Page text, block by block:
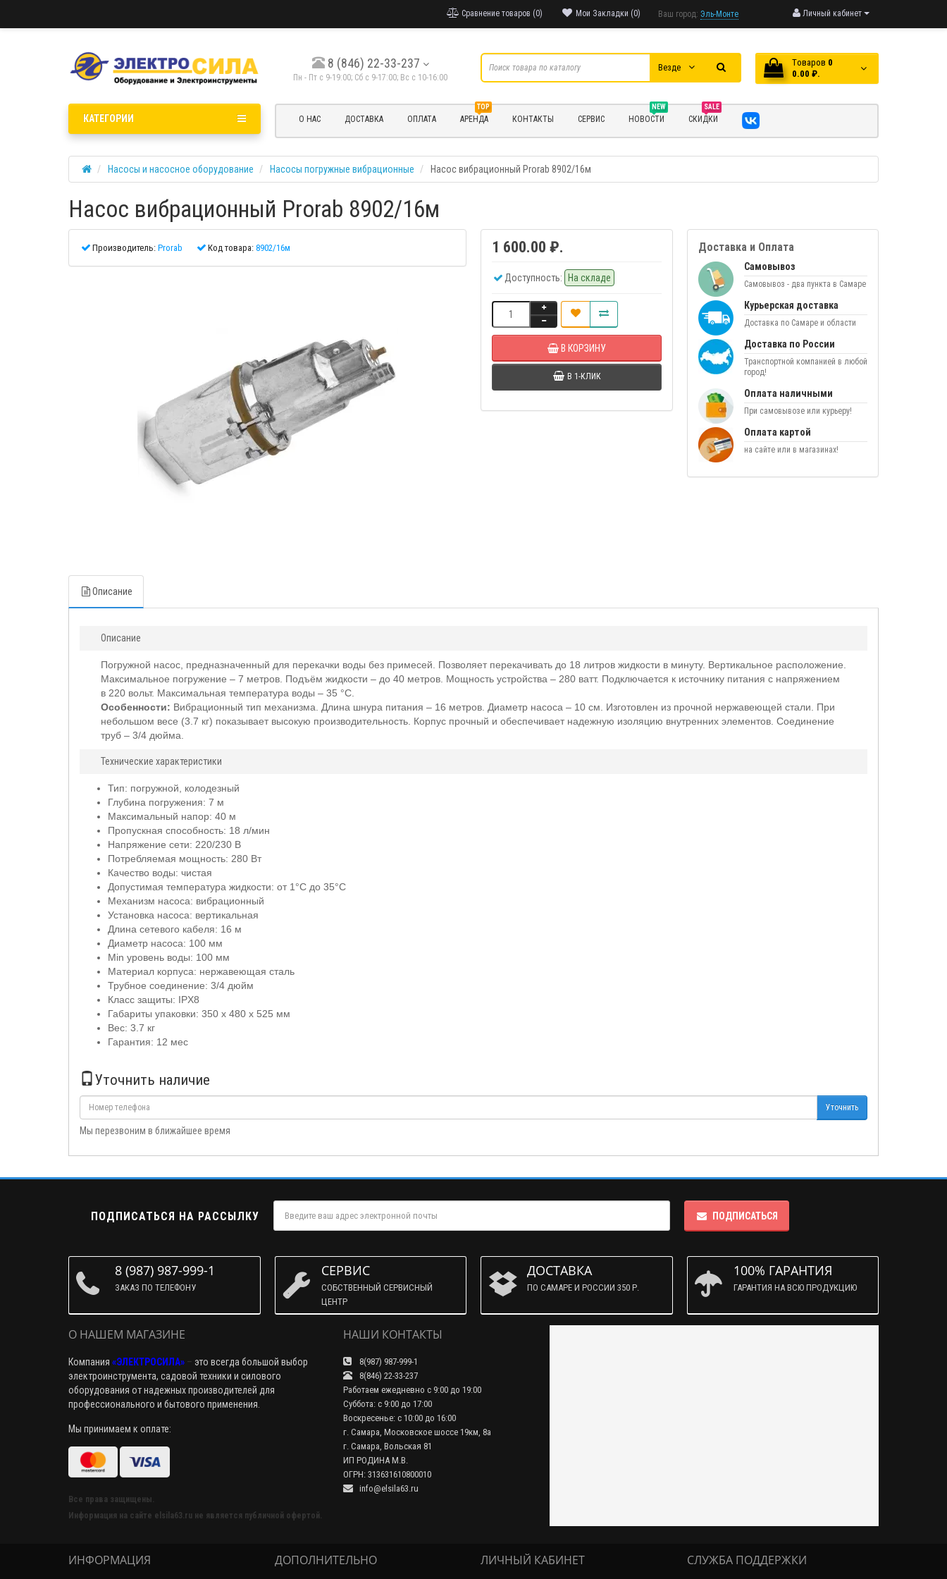
Личный кабинет
Ваш город: Эль-Монте
Мои Закладки (0)
Сравнение товаров (0)
8 (846) 22-33-237
Пн - Пт с 9-19:00; Cб с 9-17:00; Вс с 10-16:00
Везде Tоваров 0
0.00 ₽.
О НАС ДОСТАВКА ОПЛАТА
TOP
АРЕНДА КОНТАКТЫ СЕРВИС
NEW
НОВОСТИ
SALE
СКИДКИ
КАТЕГОРИИ
Насосы и насосное оборудование Насосы погружные вибрационные Насос вибрационный Prorab 8902/16м
Насос вибрационный Prorab 8902/16м
Производитель: Prorab Код товара: 8902/16м 1 600.00 ₽.
Доступность: На складе
В КОРЗИНУ
В 1-КЛИК
Доставка и Оплата
Самовывоз
Самовывоз - два пункта в Самаре
Курьерская доставка
Доставка по Самаре и области
Доставка по России
Транспортной компанией в любой
город!
Оплата наличными
При самовывозе или курьеру!
Оплата картой
на сайте или в магазинах!
Описание
Описание
Погружной насос, предназначенный для перекачки воды без примесей. Позволяет перекачивать до 18 литров жидкости в минуту. Вертикальное расположение.
Максимальное погружение – 7 метров. Подъём жидкости – до 40 метров. Мощность устройства – 280 ватт. Подключается к источнику питания с напряжением
в 220 вольт. Максимальная температура воды – 35 °C.
Особенности: Вибрационный тип механизма. Длина шнура питания – 16 метров. Диаметр насоса – 10 см. Изготовлен из прочной нержавеющей стали. При
небольшом весе (3.7 кг) показывает высокую производительность. Корпус прочный и обеспечивает надежную изоляцию внутренних элементов. Соединение
труб – 3/4 дюйма.
Технические характеристики
Тип: погружной, колодезный
Глубина погружения: 7 м
Максимальный напор: 40 м
Пропускная способность: 18 л/мин
Напряжение сети: 220/230 В
Потребляемая мощность: 280 Вт
Качество воды: чистая
Допустимая температура жидкости: от 1°C до 35°C
Механизм насоса: вибрационный
Установка насоса: вертикальная
Длина сетевого кабеля: 16 м
Диаметр насоса: 100 мм
Min уровень воды: 100 мм
Материал корпуса: нержавеющая сталь
Трубное соединение: 3/4 дюйм
Класс защиты: IPX8
Габариты упаковки: 350 x 480 x 525 мм
Вес: 3.7 кг
Гарантия: 12 мес
Уточнить наличие
Уточнить
Мы перезвоним в ближайшее время
ПОДПИСАТЬСЯ НА РАССЫЛКУ ПОДПИСАТЬСЯ
8 (987) 987-999-1
ЗАКАЗ ПО ТЕЛЕФОНУ
СЕРВИС
СОБСТВЕННЫЙ СЕРВИСНЫЙ
ЦЕНТР
ДОСТАВКА
ПО САМАРЕ И РОССИИ 350 Р.
100% ГАРАНТИЯ
ГАРАНТИЯ НА ВСЮ ПРОДУКЦИЮ
О НАШЕМ МАГАЗИНЕ
Компания «ЭЛЕКТРОСИЛА» – это всегда большой выбор
электроинструмента, садовой техники и силового
оборудования от надежных производителей для
профессионального и бытового применения.
Мы принимаем к оплате:
Все права защищены.
Информация на сайте elsila63.ru не является публичной офертой.
НАШИ КОНТАКТЫ
8(987) 987-999-1
8(846) 22-33-237
Работаем ежедневно с 9:00 до 19:00
Суббота: с 9:00 до 17:00
Воскресенье: с 10:00 до 16:00
г. Самара, Московское шоссе 19км, 8а
г. Самара, Вольская 81
ИП РОДИНА М.В.
ОГРН: 313631610800010
info@elsila63.ru
ИНФОРМАЦИЯ ДОПОЛНИТЕЛЬНО ЛИЧНЫЙ КАБИНЕТ СЛУЖБА ПОДДЕРЖКИ